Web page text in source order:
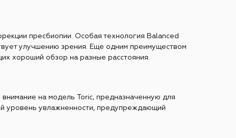
пресбиопии. Особая технология Balanced
улучшению зрения. Еще одним преимуществом
хороший обзор на разные расстояния.
внимание на модель Toric, предназначенную для
уровень увлажненности, предупреждающий